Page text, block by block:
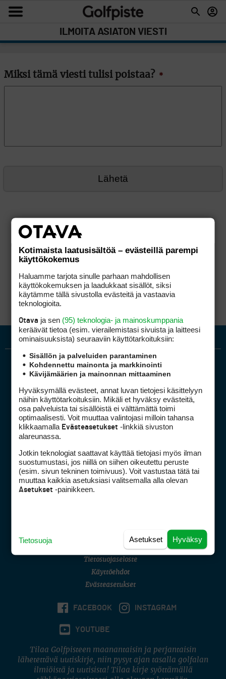
ILMOITA ASIATON VIESTI
Miksi tämä viesti tulisi poistaa? *
Golfpiste mediakortti
Golfpisteen yhteystiedot
DSA avoimuusraportti
Asiakaspalvelu
(digi) digi@otavamedia.fi
Tietosuojaseloste
Käyttöehdot
Evästeasetukset
FACEBOOK INSTAGRAM
YOUTUBE
Tilaa Golfpisteen maanantaisin ja perjantaisin
lähetettävä uutiskirje, niin pysyt ajan tasalla golfalan
ilmiöistä ja uutisista! Tilaa kirje syöttämällä
Kotimaista laatusisältöä – evästeillä parempi
käyttökokemus
Haluamme tarjota sinulle parhaan mahdollisen
käyttökokemuksen ja laadukkaat sisällöt, siksi
käytämme tällä sivustolla evästeitä ja vastaavia
teknologioita.
Otava ja sen (95) teknologia- ja mainoskumppania
keräävät tietoa (esim. vierailemis­tasi sivuista ja laitteesi
ominaisuuk­sista) seuraaviin käyttötarkoituksiin:
Sisällön ja palveluiden parantaminen
Kohdennettu mainonta ja markkinointi
Kävijämäärien ja mainonnan mittaaminen
Hyväksymällä evästeet, annat luvan tietojesi käsittelyyn
näihin käyttötarkoituksiin. Mikäli et hyväksy evästeitä,
osa palveluista tai sisällöistä ei välttämättä toimi
optimaalisesti. Voit muuttaa valintojasi milloin tahansa
klikkaamalla Evästeasetukset -linkkiä sivuston
alareunassa.
Jotkin teknologiat saattavat käyttää tietojasi myös ilman
suostumustasi, jos niillä on siihen oikeutettu peruste
(esim. sivun tekninen toimivuus). Voit vastustaa tätä tai
muuttaa kaikkia asetuksiasi valitsemalla alla olevan
Asetukset -painikkeen.
Hyväksy
Asetukset
Tietosuoja